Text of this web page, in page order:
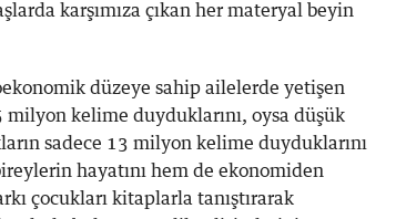
karşımıza çıkan her materyal beyin
düzeye sahip ailelerde yetişen
kelime duyduklarını, oysa düşük
sadece 13 milyon kelime duyduklarını
hayatını hem de ekonomiden
çocukları kitaplarla tanıştırarak